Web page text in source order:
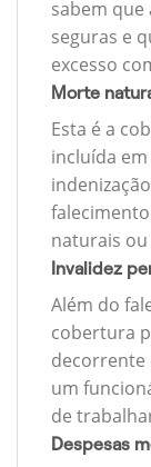
sabem que
seguras e
excesso
Morte
Esta é a
incluída
naturais
Invalidez
Além do
cobertura
decorrente
um
de
Despesas